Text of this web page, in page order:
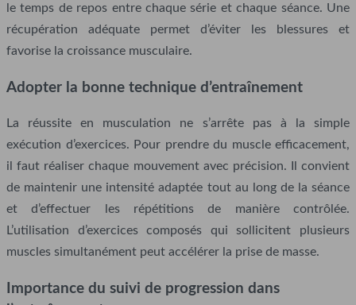
le temps de repos entre chaque série et chaque séance. Une
récupération adéquate permet d’éviter les blessures et
favorise la croissance musculaire.
Adopter la bonne technique d’entraînement
La réussite en musculation ne s’arrête pas à la simple
exécution d’exercices. Pour prendre du muscle efficacement,
il faut réaliser chaque mouvement avec précision. Il convient
de maintenir une intensité adaptée tout au long de la séance
et d’effectuer les répétitions de manière contrôlée.
L’utilisation d’exercices composés qui sollicitent plusieurs
muscles simultanément peut accélérer la prise de masse.
Importance du suivi de progression dans